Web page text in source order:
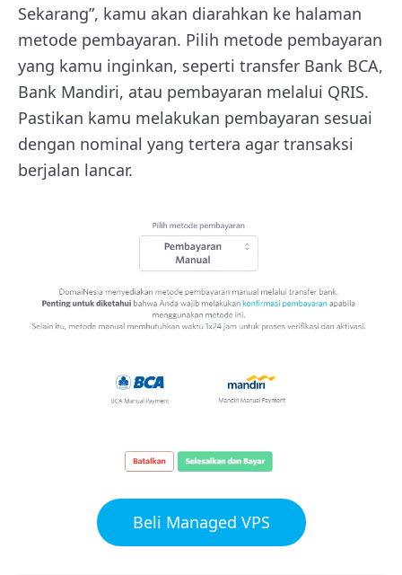
Sekarang”, kamu akan diarahkan ke halaman
metode pembayaran. Pilih metode pembayaran
yang kamu inginkan, seperti transfer Bank BCA,
Bank Mandiri, atau pembayaran melalui QRIS.
Pastikan kamu melakukan pembayaran sesuai
dengan nominal yang tertera agar transaksi
berjalan lancar.
Beli Managed VPS